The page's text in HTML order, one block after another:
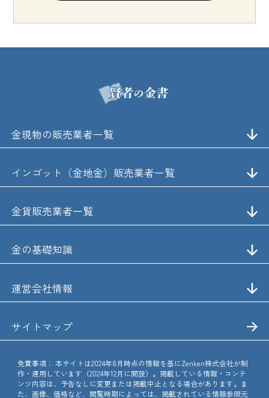
金現物の販売業者一覧
インゴット（金地金）販売業者一覧
金貨販売業者一覧
金の基礎知識
運営会社情報
サイトマップ
免責事項： 本サイトは2024年8月時点の情報を基にZenken株式会社が制
作・運用しています（2024年12月に開設）。掲載している情報・コンテ
ンツ内容は、予告なしに変更または掲載中止となる場合があります。ま
た、画像、価格など、閲覧時期によっては、掲載されている情報参照元